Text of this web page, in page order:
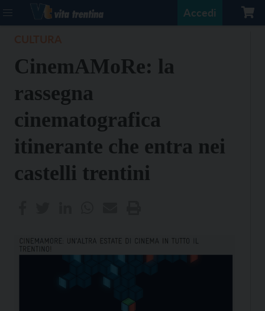
Accedi
CinemAMoRe: la
rassegna
cinematografica
itinerante che entra nei
castelli trentini